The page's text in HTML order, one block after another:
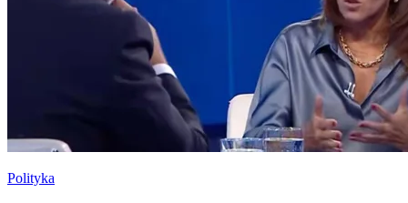
Polityka